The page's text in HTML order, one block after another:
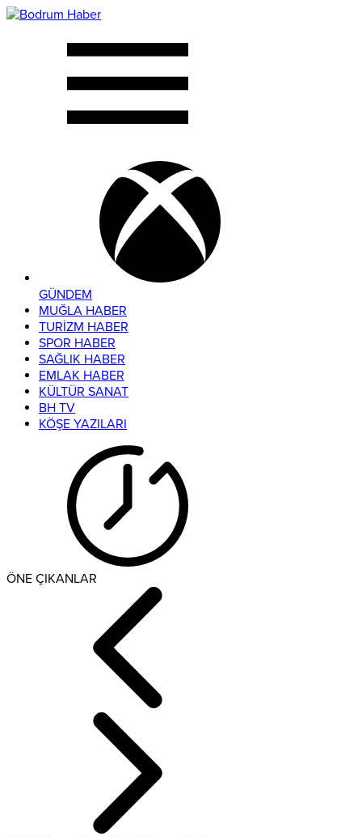
GÜNDEM
MUĞLA HABER
TURİZM HABER
SPOR HABER
SAĞLIK HABER
EMLAK HABER
KÜLTÜR SANAT
BH TV
KÖŞE YAZILARI
ÖNE ÇIKANLAR